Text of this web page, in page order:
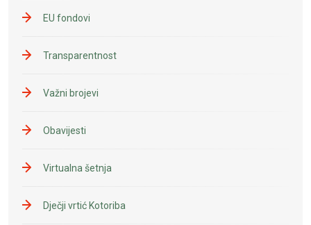
EU fondovi
Transparentnost
Važni brojevi
Obavijesti
Virtualna šetnja
Dječji vrtić Kotoriba